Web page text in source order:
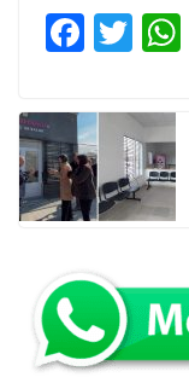
F
c
e
b
o
o
k
T
itt
er